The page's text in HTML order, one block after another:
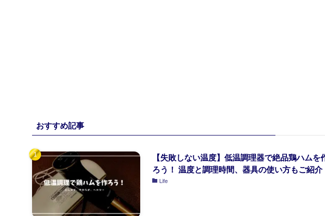
おすすめ記事
【失敗しない温度】低温調理器で絶品鶏ハムを
ろう！ 温度と調理時間、器具の使い方もご紹介
Life